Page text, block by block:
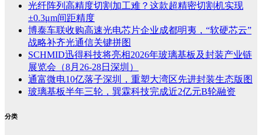
光纤阵列高精度切割加工难？这款超精密切割机实现
±0.3μm间距精度
博泰车联收购高速光电芯片企业成都明夷，“软硬芯云”
战略补齐光通信关键拼图
SCHMID迅得科技将亮相2026年玻璃基板及封装产业链
展览会（8月26-28日深圳）
通富微电10亿落子深圳，重塑大湾区先进封装生态版图
玻璃基板半年三轮，巽霖科技完成近2亿元B轮融资
分类